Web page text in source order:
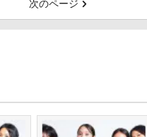
次のページ